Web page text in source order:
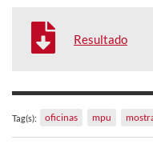
Resultado
Tag(s): oficinas mpu